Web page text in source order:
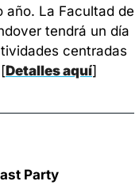
año. La Facultad de
tendrá un día
centradas
[Detalles aquí]
Party